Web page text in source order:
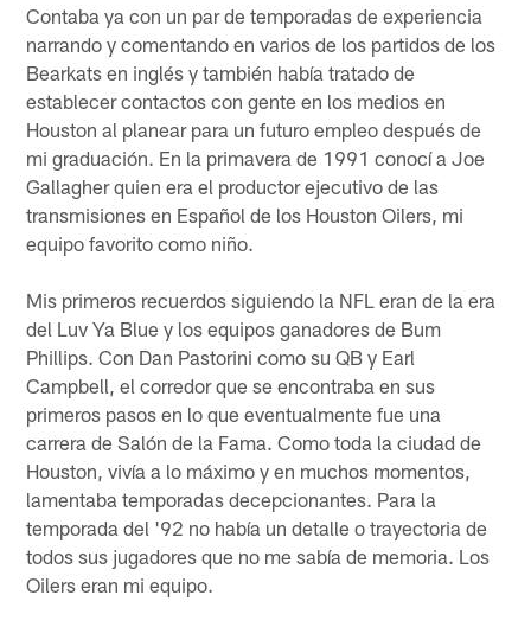
Contaba ya con un par de temporadas de experiencia
narrando y comentando en varios de los partidos de los
Bearkats en inglés y también había tratado de
establecer contactos con gente en los medios en
Houston al planear para un futuro empleo después de
mi graduación. En la primavera de 1991 conocí a Joe
Gallagher quien era el productor ejecutivo de las
transmisiones en Español de los Houston Oilers, mi
equipo favorito como niño.
Mis primeros recuerdos siguiendo la NFL eran de la era
del Luv Ya Blue y los equipos ganadores de Bum
Phillips. Con Dan Pastorini como su QB y Earl
Campbell, el corredor que se encontraba en sus
primeros pasos en lo que eventualmente fue una
carrera de Salón de la Fama. Como toda la ciudad de
Houston, vivía a lo máximo y en muchos momentos,
lamentaba temporadas decepcionantes. Para la
temporada del '92 no había un detalle o trayectoria de
todos sus jugadores que no me sabía de memoria. Los
Oilers eran mi equipo.